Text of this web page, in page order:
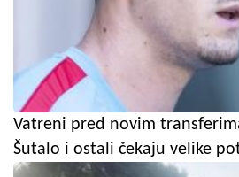
Vatreni pred novim
Šutalo i ostali čekaju velike